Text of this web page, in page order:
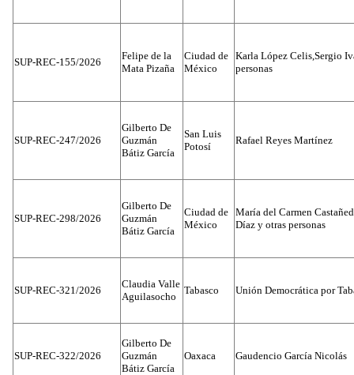
SUP-REC-155/2026
Felipe de la
Mata Pizaña
Ciudad de
México
Karla López Celis,Sergio
personas
SUP-REC-247/2026
Gilberto De
Guzmán
Bátiz García
San Luis
Potosí
Rafael Reyes Martínez
SUP-REC-298/2026
Gilberto De
Guzmán
Bátiz García
Ciudad de
México
María del Carmen
Díaz y otras personas
SUP-REC-321/2026
Claudia Valle
Aguilasocho
Tabasco Unión Democrática por
SUP-REC-322/2026
Gilberto De
Guzmán
Bátiz García
Oaxaca Gaudencio García Nicolás